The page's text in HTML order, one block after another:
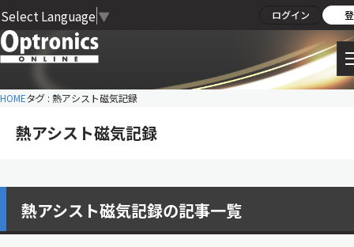
Select Language ▼ ログイン
HOMEタグ : 熱アシスト磁気記録
熱アシスト磁気記録
熱アシスト磁気記録の記事一覧